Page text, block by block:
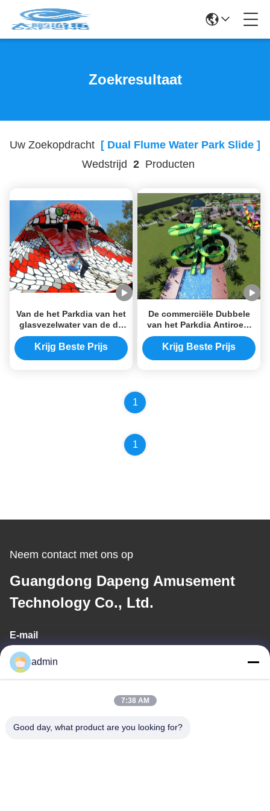
Zoekresultaat
Uw Zoekopdracht [ Dual Flume Water Park Slide ]
Wedstrijd 2Producten
Van de het Parkdia van het
glasvezelwater van de de
Gootcobra Commerciële
15m Dubbele het Waterdia
Krijg Beste Prijs
De commerciële Dubbele
van het Parkdia Antiroest
15m van het Gootwater Dia
van het de Glasvezel
Krijg Beste Prijs
1
1
Neem contact met ons op
Guangdong Dapeng Amusement
Technology Co., Ltd.
E-mail
Sales01@dpwaterpark.com
Adres
admin
7:38 AM
Good day, what product are you looking for?